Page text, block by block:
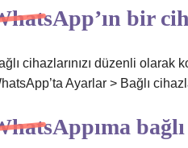
bir
cihazlarınızı düzenli olarak
Ayarlar > Bağlı